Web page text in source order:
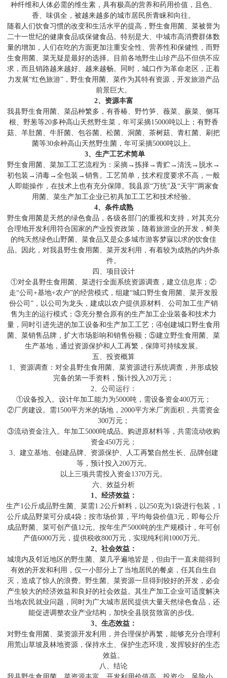
种纤维和人体必需的维生素，具有极高的营养和药用价值，且色、
香、味俱全，被越来越多的城市居民所青睐和向往。
随着人们饮食习惯的改变和生活水平的提高，野生食用菌、菜被誉为
二十一世纪的健康食品或保健食品。特别是大、中城市高消费群体数
量的增加，人们在吃的方面更加注重安全性、营养性和保健性，而野
生食用菌、菜无疑是最好的选择。目前各地野生山珍产品不但供不应
求，而且销路越来越好、越来越畅。同时，城口作为革命老区，正着
力发展“红色旅游”，野生食用菌、菜作为其特有资源，开发旅游产品
前景巨大。
2、资源丰富
我县野生食用菌、菜品种繁多，有香椿、野竹笋、薇菜、蕨菜、侧耳
根、野葱等20多种高山天然野生菜，年可采摘15000吨以上；有野香
菇、羊肚菌、牛肝菌、包谷菌、松菌、洞菌、茶树菇、青杠菌、刷把
菌等30余种高山天然野生菌，年可采摘5000吨以上。
3、生产工艺术简单
野生食用菌、菜加工工艺流程为：采摘→拣择→青贮→清洗→脱水→
初包装→消毒→全包装→销售。工艺简单，技术程度要求不高，一般
人即能操作，在技术上也有充分保障。我县原“万统”及“天宇”两家食
用菌、菜生产加工企业已初具加工工艺和技术经验。
4、条件成熟
野生食用菌是天然的绿色食品，各级各部门的重视和支持，对其充分
合理地开发利用符合国家的产业投资政策，随着旅游业的开发，鲜美
的纯天然绿色山野菌、菜食品又是众多城市游客梦寐以求的饮食佳
品。因此，对我县野生食用菌、菜开发利用，有着较为成熟的内外条
件。
四、项目设计
①对全县野生食用菌、菜进行全面系统资源调查，建立信息库；②
走“公司+基地+农户”的经营模式，组建“城口野生食用菌、菜开发股
份公司”，以公司为龙头，建成以农户提供原材料、公司加工生产销
售为主的运行模式；③充分整合原有的生产加工企业装备和技术力
量，同时引进先进的加工设备和生产加工工艺；④创建城口野生食用
菌、菜销售品牌，扩大市场影响和销售份额；⑤建立野生食用菌、菜
生产基地，通过资源保护和人工再繁，保障可持续发展。
五、投资概算
1、资源调查：对全县野生食用菌、菜资源进行系统调查，并形成较
完备的第一手资料，预计投入20万元；
2、公司运行：
①设备投入。设计年加工能力为5000吨，需设备资金400万元；
②厂房建设。需1500平方米的场地，2000平方米厂房面积，共需资金
300万元；
③流动资金注入。年加工5000吨成品。购进原材料等，共需流动收购
资金450万元；
3、建立基地、创建品牌、资源保护、人工再繁自然生长、品牌创建
等，预计投入200万元。
以上三项共需投入资金1370万元。
六、效益分析
1 、经济效益：
生产1公斤成品野生菌、菜需1.2公斤鲜料，以250克为1袋进行包装，1
公斤成品野菜可分成4袋；按市场价算，平均每袋价值3元，即每公斤
成品野菌、菜可创产值12元。按年生产5000吨的生产规模计，年可创
产值6000万元，提供税收800万元，实现纯利润1000万元。
2、社会效益：
城境内及邻近地区的野生菌、菜几乎遍地皆是，但由于一直未能得到
有效的开发和利用，仅一小部分上了当地居民的餐桌，任其自生自
灭，造成了惊人的浪费。野生菌、菜资源一旦得到较好的开发，必会
产生较大的经济效益和良好的社会效益。其生产加工企业可适度解决
当地农民就业问题，同时为广大城市居民提供大量天然绿色食品，还
能促进调整农业产业结构，加快全县脱贫致富的步伐。
3、生态效益：
对野生食用菌、菜资源开发利用，并合理保护再繁，能够充分合理利
用荒山草坡及林地资源，保持水土、保护生态环境，发挥较好的生态
效益。
八、结论